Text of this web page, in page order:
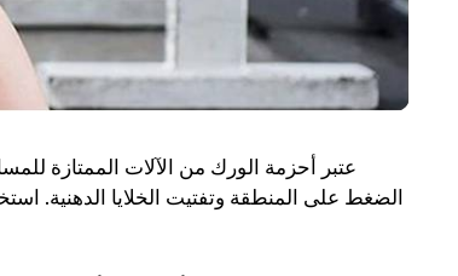
عتبر أحزمة الورك من الآلات الممتازة
الضغط على المنطقة وتفتيت الخلايا الدهنية.